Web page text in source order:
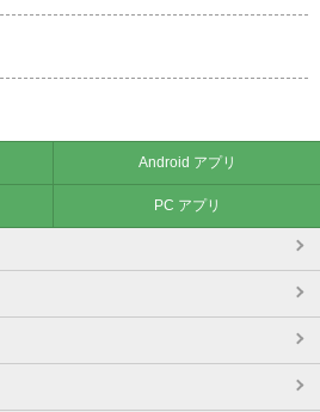
Android アプリ
PC アプリ